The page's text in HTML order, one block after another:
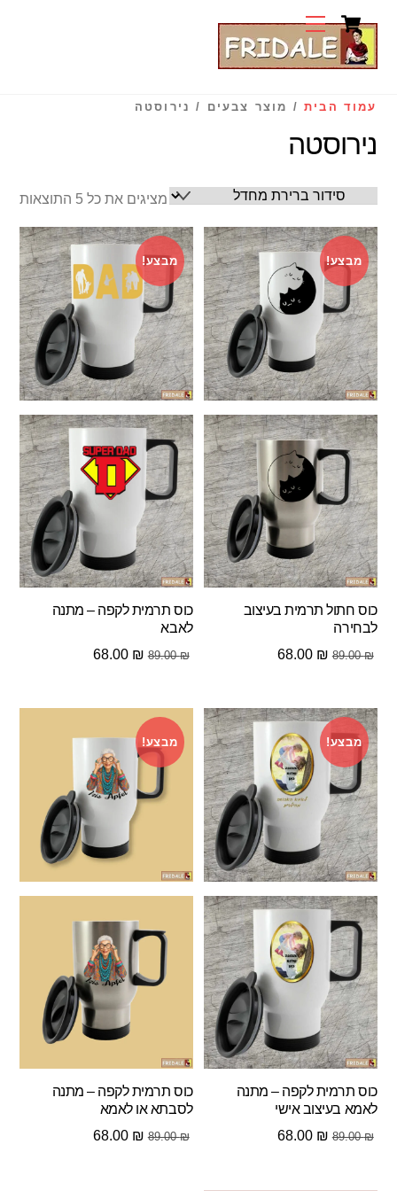
content
MenuCart
עמוד הבית / מוצר צבעים / נירוסטה
נירוסטה
מציגים את כל ⁦5⁩ התוצאות
מבצע!
כוס חתול תרמית בעיצוב
לבחירה
89.00₪
המחיר
89.00 ₪.
68.00 ₪
המחיר
68.00 ₪.
מבצע!
כוס תרמית לקפה – מתנה
לאבא
89.00₪
המחיר
89.00 ₪.
68.00 ₪
המחיר
מבצע!
כוס תרמית לקפה – מתנה
לאמא בעיצוב אישי
89.00₪
המחיר
68.00 ₪
המחיר
מבצע!
כוס תרמית לקפה – מתנה
לסבתא או לאמא
89.00₪
המחיר
68.00 ₪
המחיר